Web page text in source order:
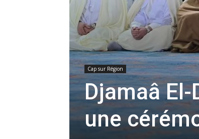
Cap sur Région
Djamaâ
une